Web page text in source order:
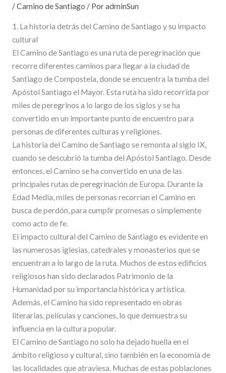
/Camino de Santiago / PoradminSun
1. La historia detrás del Camino de Santiago y su impacto
cultural
El Camino de Santiago es una ruta de peregrinación que
recorre diferentes caminos para llegar a la ciudad de
Santiago de Compostela, donde se encuentra la tumba del
Apóstol Santiago el Mayor. Esta ruta ha sido recorrida por
miles de peregrinos a lo largo de los siglos y se ha
convertido en un importante punto de encuentro para
personas de diferentes culturas y religiones.
La historia del Camino de Santiago se remonta al siglo IX,
cuando se descubrió la tumba del Apóstol Santiago. Desde
entonces, el Camino se ha convertido en una de las
principales rutas de peregrinación de Europa. Durante la
Edad Media, miles de personas recorrían el Camino en
busca de perdón, para cumplir promesas o simplemente
como acto de fe.
El impacto cultural del Camino de Santiago es evidente en
las numerosas iglesias, catedrales y monasterios que se
encuentran a lo largo de la ruta. Muchos de estos edificios
religiosos han sido declarados Patrimonio de la
Humanidad por su importancia histórica y artística.
Además, el Camino ha sido representado en obras
literarias, películas y canciones, lo que demuestra su
influencia en la cultura popular.
El Camino de Santiago no solo ha dejado huella en el
ámbito religioso y cultural, sino también en la economía de
las localidades que atraviesa. Muchas de estas poblaciones